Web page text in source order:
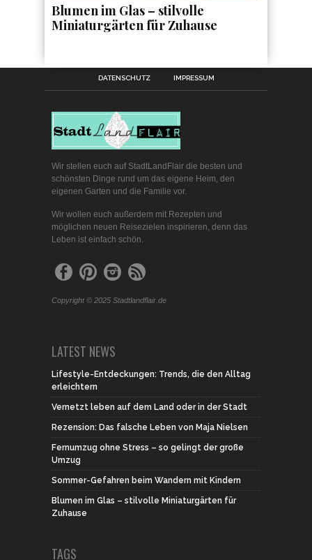
Blumen im Glas – stilvolle
Miniaturgärten für Zuhause
DATENSCHUTZ IMPRESSUM
Wir stellen euch auf StadtLandFlair die besten und
schönsten Dinge rund um das eigene Heim, den
eigenen Garten und die Familie vor.
Wir wollen euch außerdem mit Rezepten und
möglichen neuen Reisezielen inspirieren, denn das
Leben ist einfach schön.
Copyright © 2025 Stadtlandflair.de
LATEST NEWS
Lifestyle-Entdeckungen: Trends, die den Alltag
erleichtern
Vernetzt leben auf dem Land oder in der Stadt
Rezension: Das falsche Leben von Maja Nielsen
Fernumzug ohne Stress – so gelingt der große
Umzug
Sommer-Gefahren beim Wandern mit Kindern
Blumen im Glas – stilvolle Miniaturgärten für
Zuhause
TAGS